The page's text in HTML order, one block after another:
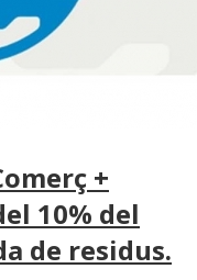
+
10% del
de residus.